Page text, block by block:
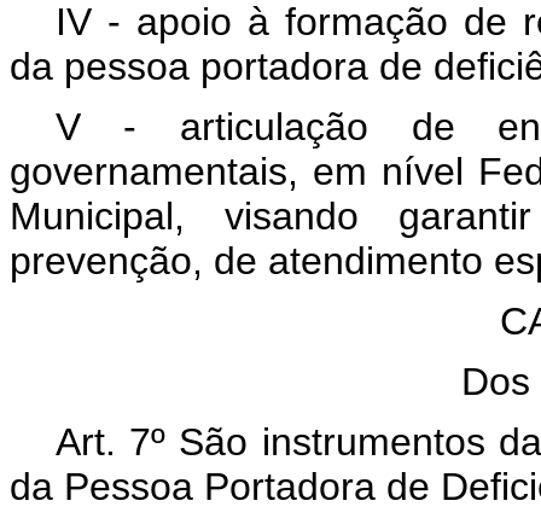
IV - apoio à formação de
da pessoa portadora de
V - articulação de
governamentais, em nível
Municipal, visando
prevenção, de atendimento
Art. 7º São instrumentos
da Pessoa Portadora de